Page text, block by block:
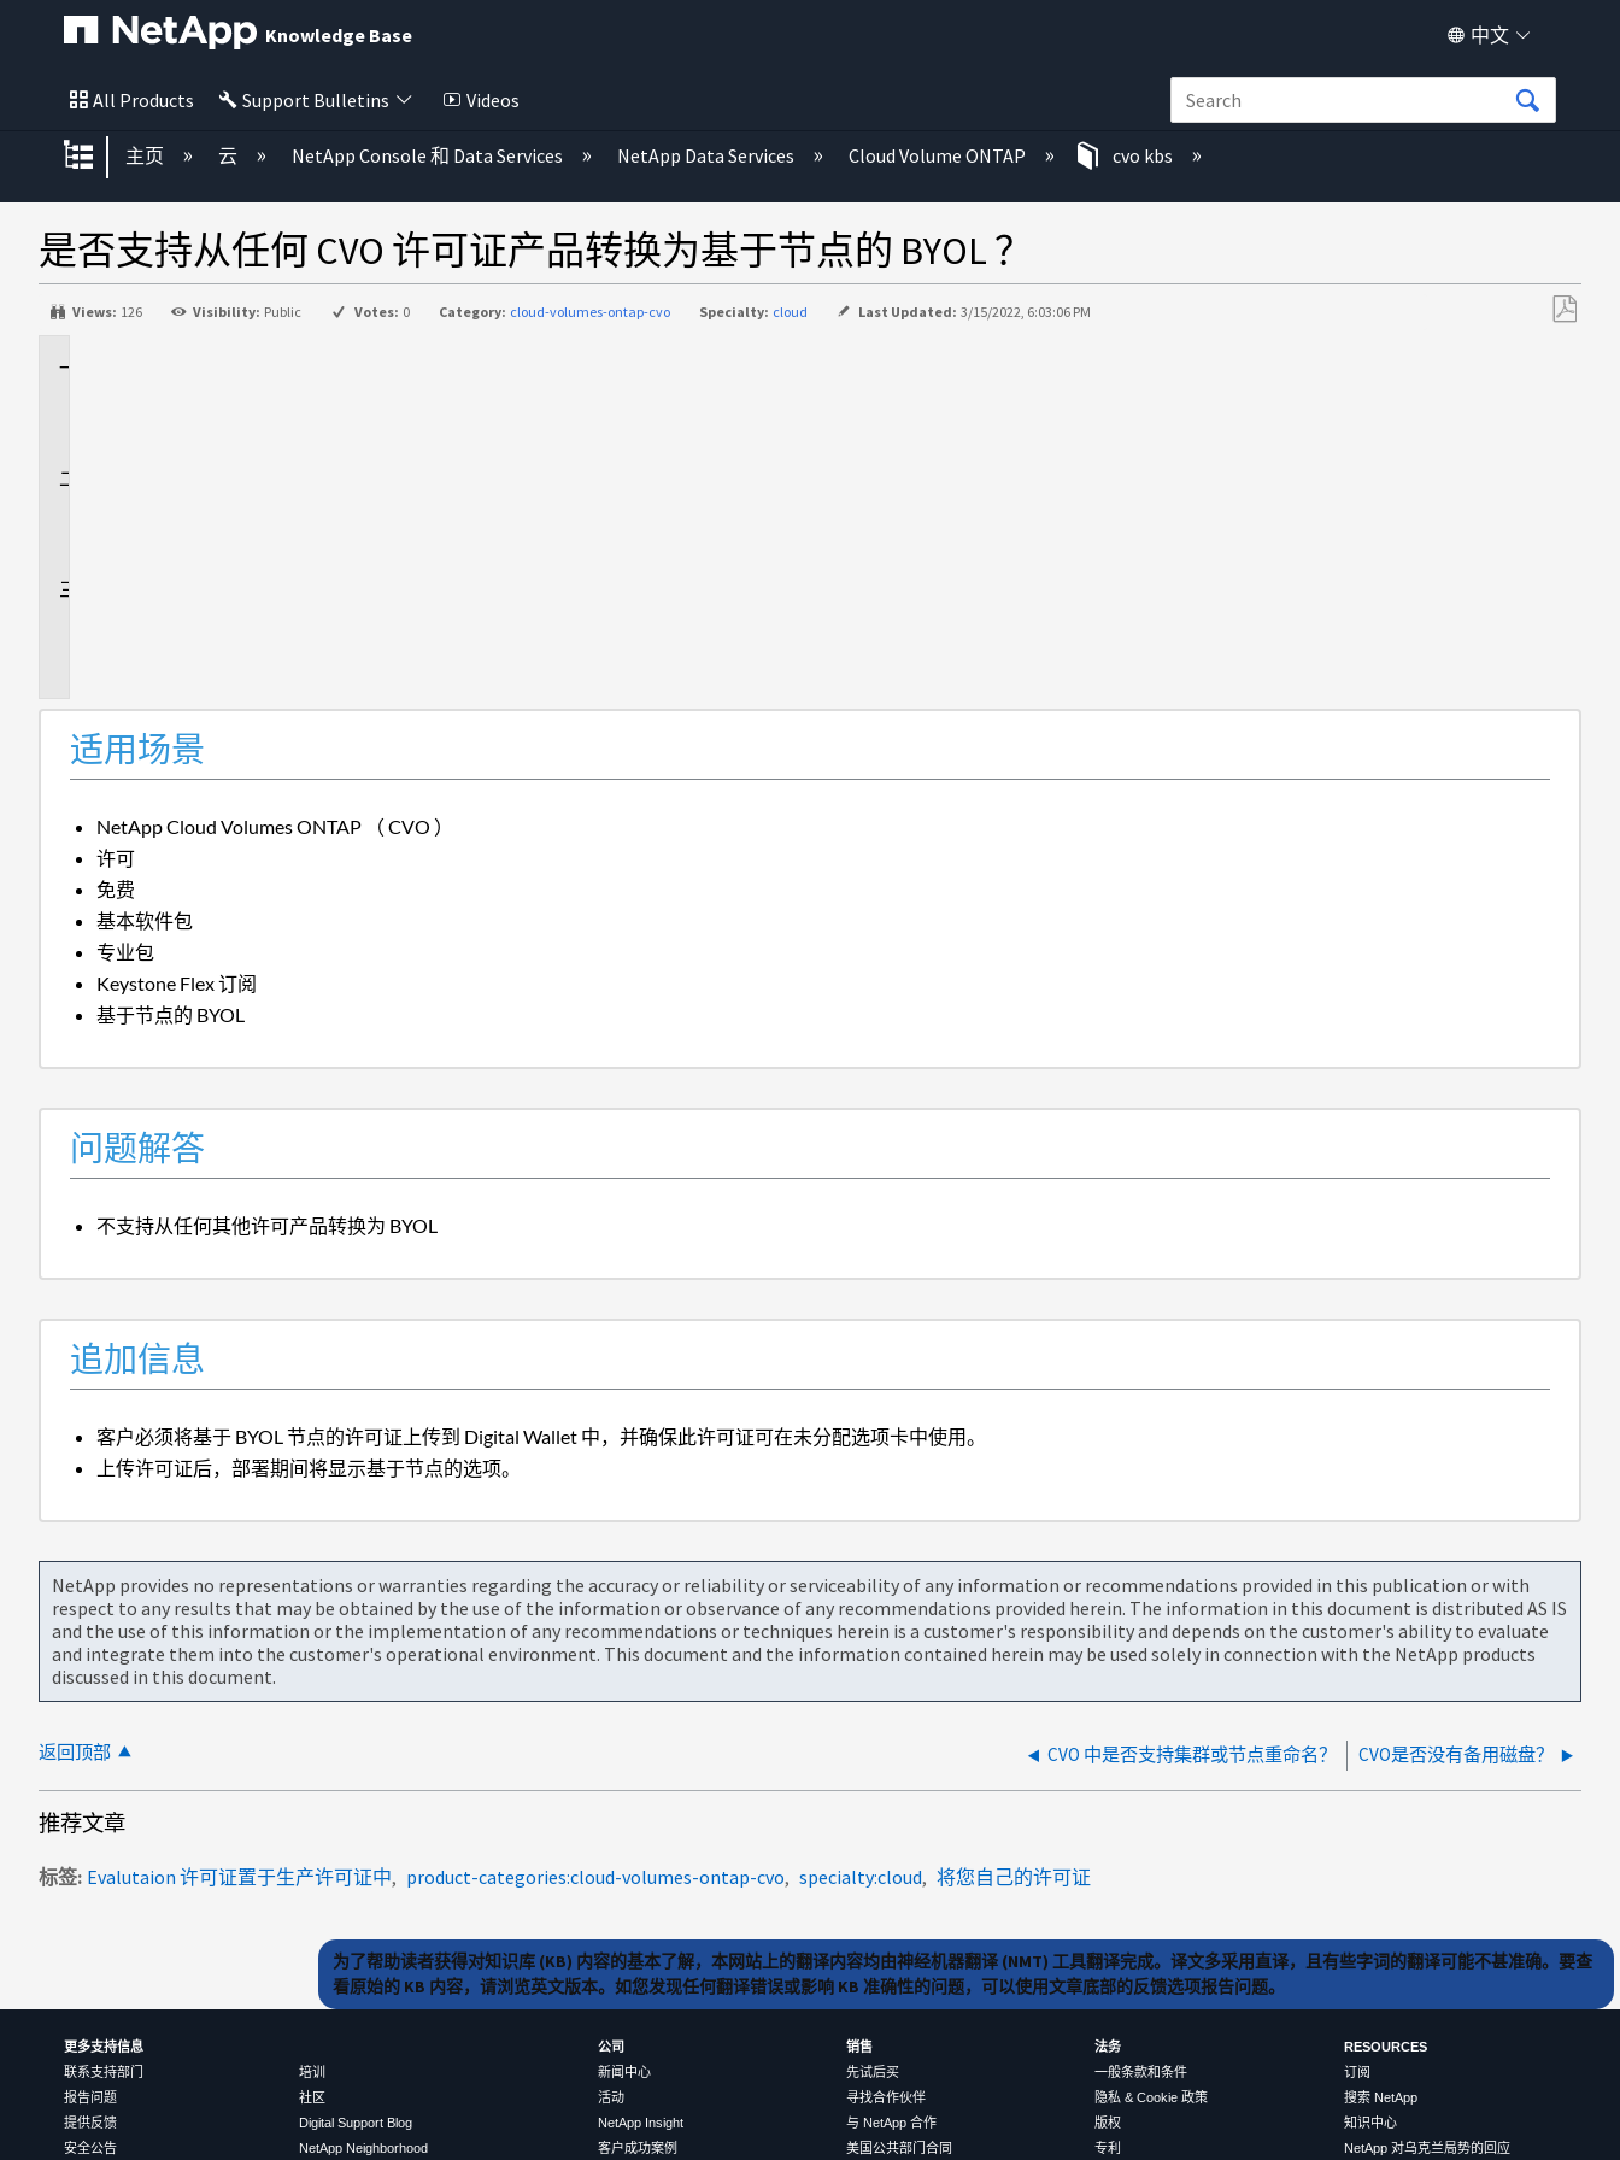
Knowledge Base 中文
All Products Support Bulletins Videos
扩展/隐缩全局层次
主页 云 NetApp Console 和 Data Services NetApp Data Services Cloud Volume ONTAP cvo kbs
是否支持从任何 CVO 许可证产品转换为基于节点的 BYOL ？
Views: 126 Visibility: Public Votes: 0 Category: cloud-volumes-ontap-cvo Specialty: cloud Last Updated: 3/15/2022, 6:03:06 PM
适用场景
NetApp Cloud Volumes ONTAP （ CVO ）
许可
免费
基本软件包
专业包
Keystone Flex 订阅
基于节点的 BYOL
问题解答
不支持从任何其他许可产品转换为 BYOL
追加信息
客户必须将基于 BYOL 节点的许可证上传到 Digital Wallet 中，并确保此许可证可在未分配选项卡中使用。
上传许可证后，部署期间将显示基于节点的选项。
NetApp provides no representations or warranties regarding the accuracy or reliability or serviceability of any information or recommendations provided in this publication or with
respect to any results that may be obtained by the use of the information or observance of any recommendations provided herein. The information in this document is distributed AS IS
and the use of this information or the implementation of any recommendations or techniques herein is a customer's responsibility and depends on the customer's ability to evaluate
and integrate them into the customer's operational environment. This document and the information contained herein may be used solely in connection with the NetApp products
discussed in this document.
返回顶部 CVO 中是否支持集群或节点重命名？ CVO是否没有备用磁盘？
推荐文章
标签 Evalutaion 许可证置于生产许可证中 product-categories:cloud-volumes-ontap-cvo specialty:cloud 将您自己的许可证
为了帮助读者获得对知识库 (KB) 内容的基本了解，本网站上的翻译内容均由神经机器翻译 (NMT) 工具翻译完成。译文多采用直译，且有些字词的翻译可能不甚准确。要查
看原始的 KB 内容，请浏览英文版本。如您发现任何翻译错误或影响 KB 准确性的问题，可以使用文章底部的反馈选项报告问题。
更多支持信息
联系支持部门
报告问题
提供反馈
安全公告
培训
社区
Digital Support Blog
NetApp Neighborhood
公司
新闻中心
活动
NetApp Insight
客户成功案例
销售
先试后买
寻找合作伙伴
与 NetApp 合作
美国公共部门合同
法务
一般条款和条件
隐私 & Cookie 政策
版权
专利
RESOURCES
订阅
搜索 NetApp
知识中心
NetApp 对乌克兰局势的回应